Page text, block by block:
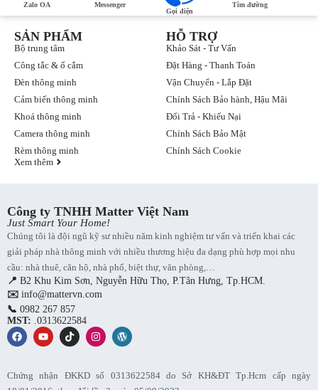
Zalo OA
Messenger
Gọi điện
Tìm đường
HỖ TRỢ
Khảo Sát - Tư Vấn
Đặt Hàng - Thanh Toán
Vận Chuyển - Lắp Đặt
Chính Sách Bảo hành, Hậu Mãi
Đổi Trả - Khiếu Nại
Chính Sách Bảo Mật
Chính Sách Cookie
SẢN PHẨM
Bộ trung tâm
Công tắc & ổ cắm
Đèn thông minh
Cảm biến thông minh
Khoá thông minh
Camera thông minh
Rèm thông minh
Xem thêm
Công ty TNHH Matter Việt Nam
Just Smart Your Home!
Chúng tôi là đội ngũ kỹ sư nhiều năm kinh nghiệm tư vấn và triển khai các
giải pháp nhà thông minh với nhiều thương hiệu đa dạng phù hợp mọi nhu
cầu: nhà thuê, căn hộ, nhà phố, biệt thự, văn phòng,…
📍 B2 Khu Kim Sơn, Nguyễn Hữu Thọ, P.Tân Hưng, Tp.HCM.
✉️ info@mattervn.com
📞 0982 267 857
MST: .0313622584
Chứng nhận ĐKKD số 0313622584 do Sở KH&ĐT Tp.Hcm cấp ngày